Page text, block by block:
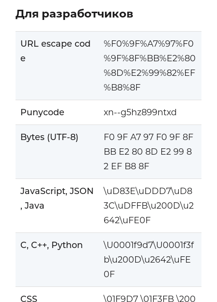
Для разработчиков
URL escape cod
e
%F0%9F%A7%97%F0
%9F%8F%BB%E2%80
%8D%E2%99%82%EF
%B8%8F
Punycode xn--g5hz899ntxd
Bytes (UTF-8)
F0 9F A7 97 F0 9F 8F
BB E2 80 8D E2 99 8
2 EF B8 8F
JavaScript, JSON
, Java
\uD83E\uDDD7\uD8
3C\uDFFB\u200D\u2
642\uFE0F
C, C++, Python
\U0001f9d7\U0001f3f
b\u200D\u2642\uFE
0F
CSS
\01F9D7 \01F3FB \200